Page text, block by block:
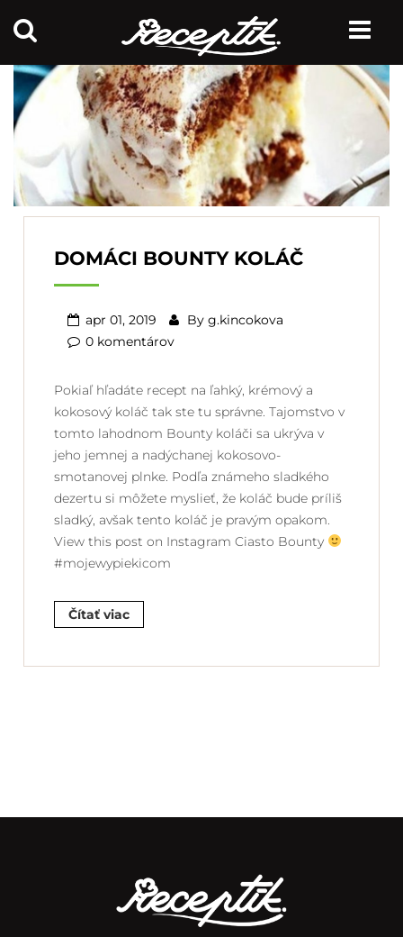
DOMÁCI BOUNTY KOLÁČ
apr 01, 2019 By g.kincokova
0 komentárov
Pokiaľ hľadáte recept na ľahký, krémový a
kokosový koláč tak ste tu správne. Tajomstvo v
tomto lahodnom Bounty koláči sa ukrýva v
jeho jemnej a nadýchanej kokosovo-
smotanovej plnke. Podľa známeho sladkého
dezertu si môžete myslieť, že koláč bude príliš
sladký, avšak tento koláč je pravým opakom.
View this post on Instagram Ciasto Bounty
#mojewypiekicom
Čítať viac